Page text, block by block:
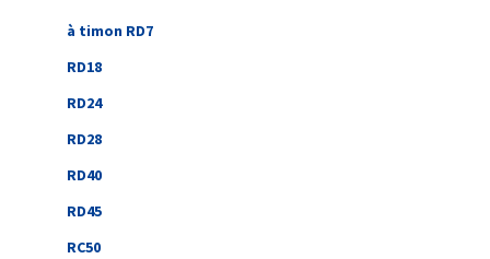
à timon RD7
RD18
RD24
RD28
RD40
RD45
RC50